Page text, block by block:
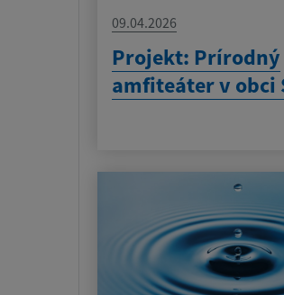
09.04.2026
Projekt: Prírodný
amfiteáter v obci